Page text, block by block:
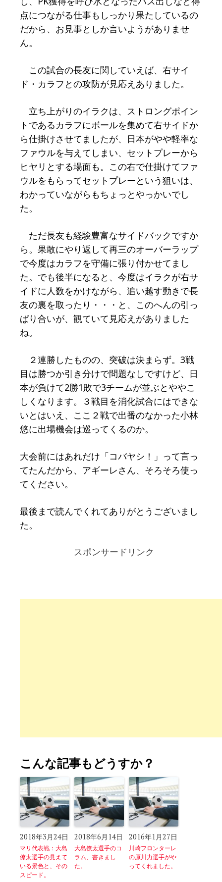
点につながる仕事もしっかり果たしているの
だから、お見事としか言いようがありませ
ん。
この試合の長友に関していえば、右サイ
ド・カラフとの攻防が見応えありました。
立ち上がりのイラクは、ストロングポイン
トであるカラフにボールを集めて右サイドか
ら仕掛けさせてましたが、日本がやや軽率な
ファウルを与えてしまい、セットプレーから
ヒヤリとする場面も。この右で仕掛けてファ
ウルをもらってセットプレーという狙いは、
わかっていながらもちょっとやっかいでし
た。
ただ長友も経験豊富なサイドバックですか
ら。果敢にやり返して再三のオーバーラップ
で今度はカラフを守備に張り付かせてまし
た。でも後半になると、今度はイラクが右サ
イドに人数をかけながら、追い越す動きで長
友の裏を取ったり・・・と、このへんの引っ
ぱり合いが、観ていて見応えがありました
ね。
２連勝したものの、突破は決まらず。3戦
目は勝つか引き分けで問題なしですけど、日
本が負けて2勝1敗で3チームが並ぶとややこ
しくなります。３戦目を消化試合にはできな
いとはいえ、ここ２戦で出番のなかった小林
悠に出場機会は巡ってくるのか。
大会前にはあれだけ「コバヤシ！」って言っ
てたんだから、アギーレさん、そろそろ使っ
てください。
最後まで読んでくれてありがとうございまし
た。
スポンサードリンク
こんな記事もどうすか？
2018年3月24日
マリ代表戦：大島
僚太選手の見えて
いる景色と、その
スピード。
2018年6月14日
大島僚太選手のコ
ラム、書きまし
た。
2016年1月27日
川崎フロンターレ
の原川力選手がや
ってくれました。